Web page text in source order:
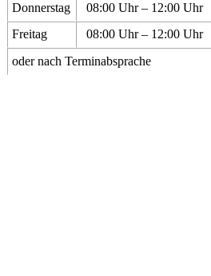
Donnerstag
08:00 Uhr – 12:00 Uhr
Freitag
08:00 Uhr – 12:00 Uhr
oder nach Terminabsprache